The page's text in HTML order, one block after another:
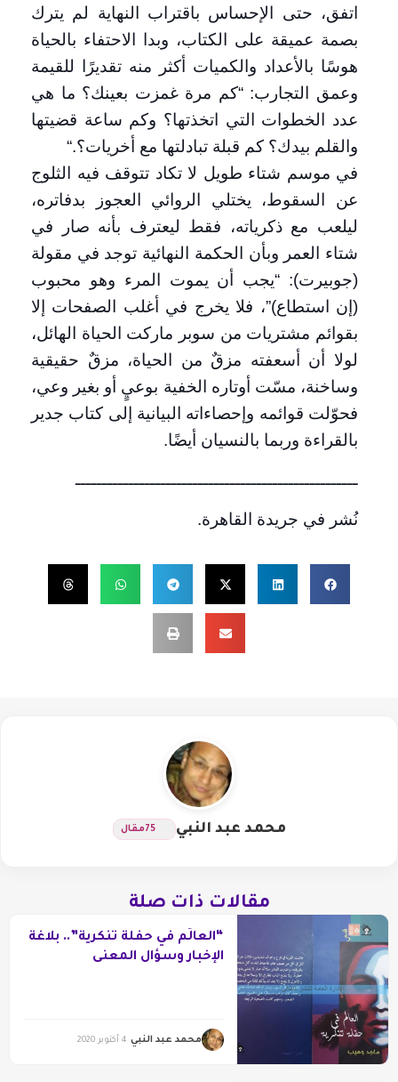
اتفق، حتى الإحساس باقتراب النهاية لم يترك
بصمة عميقة على الكتاب، وبدا الاحتفاء بالحياة
هوسًا بالأعداد والكميات أكثر منه تقديرًا للقيمة
وعمق التجارب: “كم مرة غمزت بعينك؟ ما هي
عدد الخطوات التي اتخذتها؟ وكم ساعة قضيتها
والقلم بيدك؟ كم قبلة تبادلتها مع أخريات؟“.
في موسم شتاء طويل لا تكاد تتوقف فيه الثلوج
عن السقوط، يختلي الروائي العجوز بدفاتره،
ليلعب مع ذكرياته، فقط ليعترف بأنه صار في
شتاء العمر وبأن الحكمة النهائية توجد في مقولة
(جوبيرت): “يجب أن يموت المرء وهو محبوب
(إن استطاع)”، فلا يخرج في أغلب الصفحات إلا
بقوائم مشتريات من سوبر ماركت الحياة الهائل،
لولا أن أسعفته مزقٌ من الحياة، مزقٌ حقيقية
وساخنة، مسّت أوتاره الخفية بوعيٍ أو بغير وعي،
فحوّلت قوائمه وإحصاءاته البيانية إلى كتاب جدير
بالقراءة وربما بالنسيان أيضًا.
ـــــــــــــــــــــــــــــــــــــــــــــــــــــ
نُشر في جريدة القاهرة.
محمد عبد النبي 75مقال
مقالات ذات صلة
“العالَم في حفلة تنكرية”.. بلاغة
الإخبار وسؤال المعنى
محمد عبد النبي 4 أكتوبر 2020